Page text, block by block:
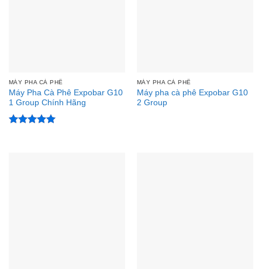
MÁY PHA CÀ PHÊ
Máy Pha Cà Phê Expobar G10
1 Group Chính Hãng
MÁY PHA CÀ PHÊ
Máy pha cà phê Expobar G10
2 Group